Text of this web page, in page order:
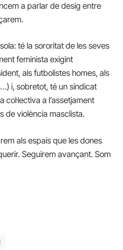
a parlar de desig entre
té la sororitat de les seves
feminista exigint
als futbolistes homes, als
i, sobretot, té un sindicat
a l’assetjament
de violència masclista.
als espais que les dones
Seguirem avançant. Som